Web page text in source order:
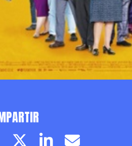
Facebook pageTwitter page
LinkedinEmail